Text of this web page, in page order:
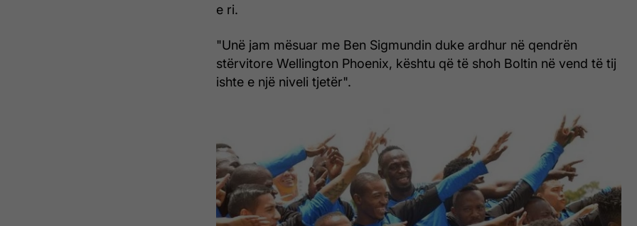
e ri.
"Unë jam mësuar me Ben Sigmundin duke ardhur në qendrën
stërvitore Wellington Phoenix, kështu që të shoh Boltin në vend të tij
ishte e një niveli tjetër".